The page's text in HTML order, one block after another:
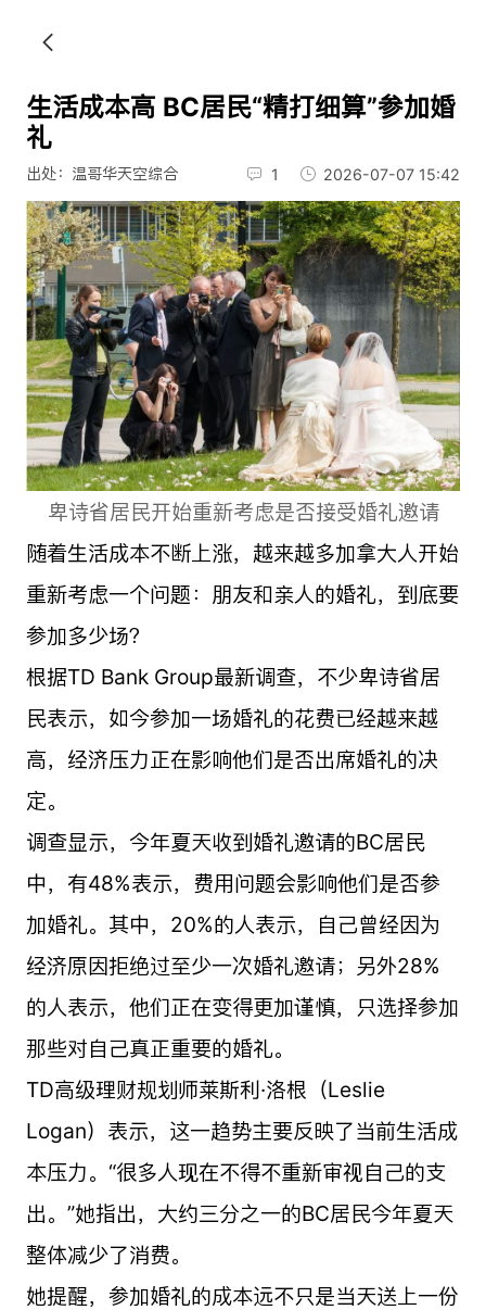
生活成本高 BC居民“精打细算”参加婚
礼
出处：温哥华天空综合 1 2026-07-07 15:42
卑诗省居民开始重新考虑是否接受婚礼邀请
随着生活成本不断上涨，越来越多加拿大人开始
重新考虑一个问题：朋友和亲人的婚礼，到底要
参加多少场？
根据TD Bank Group最新调查，不少卑诗省居
民表示，如今参加一场婚礼的花费已经越来越
高，经济压力正在影响他们是否出席婚礼的决
定。
调查显示，今年夏天收到婚礼邀请的BC居民
中，有48%表示，费用问题会影响他们是否参
加婚礼。其中，20%的人表示，自己曾经因为
经济原因拒绝过至少一次婚礼邀请；另外28%
的人表示，他们正在变得更加谨慎，只选择参加
那些对自己真正重要的婚礼。
TD高级理财规划师莱斯利·洛根（Leslie
Logan）表示，这一趋势主要反映了当前生活成
本压力。“很多人现在不得不重新审视自己的支
出。”她指出，大约三分之一的BC居民今年夏天
整体减少了消费。
她提醒，参加婚礼的成本远不只是当天送上一份